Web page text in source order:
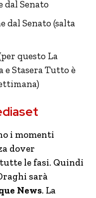
dal Senato
dal Senato (salta
questo La
e Stasera Tutto è
i momenti
dover
le fasi. Quindi
sarà
News. La